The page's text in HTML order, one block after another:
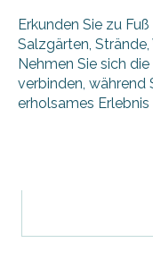
Erkunden Sie zu
Salzgärten,
Nehmen Sie sich
verbinden, während
erholsames Erlebnis